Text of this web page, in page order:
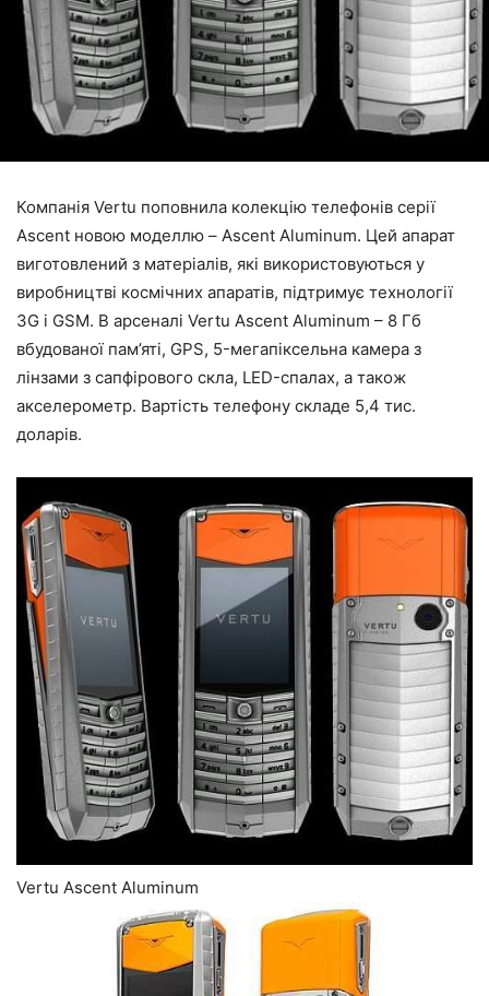
Компанія Vertu поповнила колекцію телефонів серії
Ascent новою моделлю – Ascent Aluminum. Цей апарат
виготовлений з матеріалів, які використовуються у
виробництві космічних апаратів, підтримує технології
3G і GSM. В арсеналі Vertu Ascent Aluminum – 8 Гб
вбудованої пам’яті, GPS, 5-мегапіксельна камера з
лінзами з сапфірового скла, LED-спалах, а також
акселерометр. Вартість телефону складе 5,4 тис.
доларів.
Vertu Ascent Aluminum